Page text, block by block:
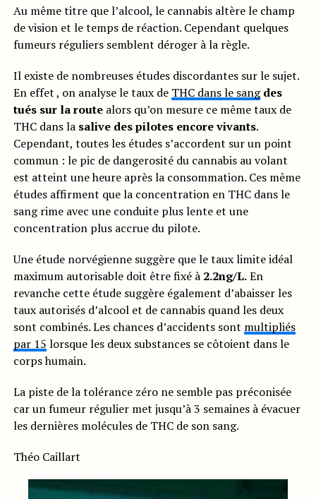
Au même titre que l’alcool, le cannabis altère le champ
de vision et le temps de réaction. Cependant quelques
fumeurs réguliers semblent déroger à la règle.
Il existe de nombreuses études discordantes sur le sujet.
En effet , on analyse le taux de THC dans le sangdes
tués sur la routealors qu’on mesure ce même taux de
THC dans la salive des pilotes encore vivants.
Cependant, toutes les études s’accordent sur un point
commun : le pic de dangerosité du cannabis au volant
est atteint une heure après la consommation. Ces même
études affirment que la concentration en THC dans le
sang rime avec une conduite plus lente et une
concentration plus accrue du pilote.
Une étude norvégienne suggère que le taux limite idéal
maximum autorisable doit être fixé à 2.2ng/L.En
revanche cette étude suggère également d’abaisser les
taux autorisés d’alcool et de cannabis quand les deux
sont combinés. Les chances d’accidents sont multipliés
par 15 lorsque les deux substances se côtoient dans le
corps humain.
La piste de la tolérance zéro ne semble pas préconisée
car un fumeur régulier met jusqu’à 3 semaines à évacuer
les dernières molécules de THC de son sang.
Théo Caillart